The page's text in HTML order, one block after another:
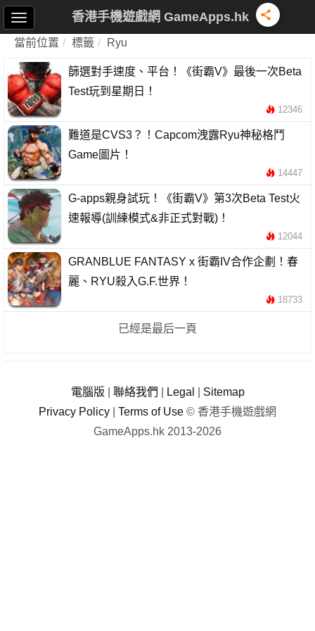
香港手機遊戲網 GameApps.hk
當前位置 標籤 Ryu
篩選對手速度、平台！《街霸V》最後一次Beta
Test玩到星期日！
12346
難道是CVS3？！Capcom洩露Ryu神秘格鬥
Game圖片！
14447
G-apps親身試玩！《街霸V》第3次Beta Test火
速報導(訓練模式&非正式對戰)！
12044
GRANBLUE FANTASY x 街霸IV合作企劃！春
麗、RYU殺入G.F.世界！
18733
已經是最后一頁
電腦版 聯絡我們 Legal
Sitemap
Privacy Policy
Terms of Use © 香港手機遊戲網
GameApps.hk 2013-2026